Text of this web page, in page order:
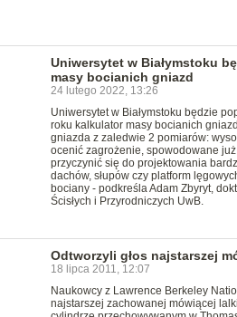
Uniwersytet w Białymstoku
masy bocianich gniazd
24 lutego 2022, 13:26
Uniwersytet w Białymstoku będzie
roku kalkulator masy bocianich
gniazda z zaledwie 2 pomiarów:
ocenić zagrożenie, spowodowane
przyczynić się do projektowania
dachów, słupów czy platform
bociany - podkreśla Adam Zbyryt,
Ścisłych i Przyrodniczych UwB.
Odtworzyli głos najstarszej
18 lipca 2011, 12:07
Naukowcy z Lawrence Berkeley
najstarszej zachowanej mówiącej